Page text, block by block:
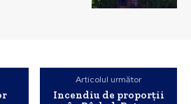
Articolul următor
Incendiu de proporții